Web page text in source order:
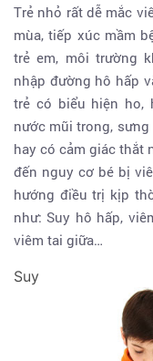
Trẻ nhỏ rất dễ mắc
mùa, tiếp xúc mầm
trẻ em, môi trường
nhập đường hô hấp
trẻ có biểu hiện ho,
nước mũi trong,
hay có cảm giác thắt
đến nguy cơ bé bị
hướng điều trị kịp
như: Suy hô hấp,
viêm tai giữa…
Suy